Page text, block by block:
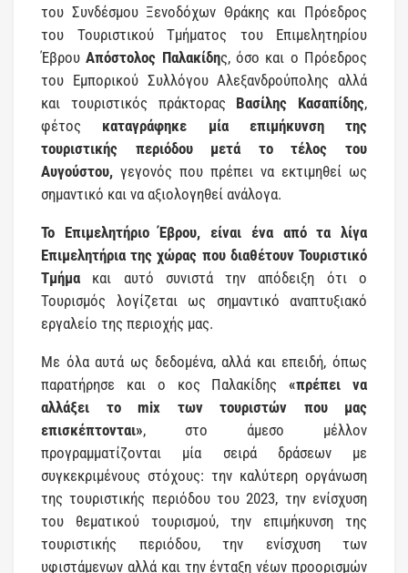
του Συνδέσμου Ξενοδόχων Θράκης και Πρόεδρος
του Τουριστικού Τμήματος του Επιμελητηρίου
ΈβρουΑπόστολος Παλακίδης, όσο και ο Πρόεδρος
του Εμπορικού Συλλόγου Αλεξανδρούπολης αλλά
και τουριστικός πράκτορας Βασίλης Κασαπίδης,
φέτος καταγράφηκε μία επιμήκυνση της
τουριστικής περιόδου μετά το τέλος του
Αυγούστου, γεγονός που πρέπει να εκτιμηθεί ως
σημαντικό και να αξιολογηθεί ανάλογα.
Το Επιμελητήριο Έβρου, είναι ένα από τα λίγα
Επιμελητήρια της χώρας που διαθέτουν Τουριστικό
Τμήμα και αυτό συνιστά την απόδειξη ότι ο
Τουρισμός λογίζεται ως σημαντικό αναπτυξιακό
εργαλείο της περιοχής μας.
Με όλα αυτά ως δεδομένα, αλλά και επειδή, όπως
παρατήρησε και ο κος Παλακίδης «πρέπει να
αλλάξει το mix των τουριστών που μας
επισκέπτονται», στο άμεσο μέλλον
προγραμματίζονται μία σειρά δράσεων με
συγκεκριμένους στόχους: την καλύτερη οργάνωση
της τουριστικής περιόδου του 2023, την ενίσχυση
του θεματικού τουρισμού, την επιμήκυνση της
τουριστικής περιόδου, την ενίσχυση των
υφιστάμενων αλλά και την ένταξη νέων προορισμών